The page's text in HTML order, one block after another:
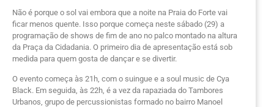
Não é porque o sol vai embora que a noite na Praia do Forte vai
ficar menos quente. Isso porque começa neste sábado (29) a
programação de shows de fim de ano no palco montado na altura
da Praça da Cidadania. O primeiro dia de apresentação está sob
medida para quem gosta de dançar e se divertir.
O evento começa às 21h, com o suingue e a soul music de Cya
Black. Em seguida, às 22h, é a vez da rapaziada do Tambores
Urbanos, grupo de percussionistas formado no bairro Manoel